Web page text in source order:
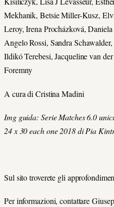
Mekhanik, Betsie Miller-Kusz,
Leroy, Irena Procházková,
Angelo Rossi, Sandra
Ildikó Terebesi, Jacqueline van
Foremny
A cura di Cristina Madini
Img guida: Serie Matches 6.0
24 x 30 each one 2018 di Pia
Sul sito troverete gli
Per informazioni, contattare